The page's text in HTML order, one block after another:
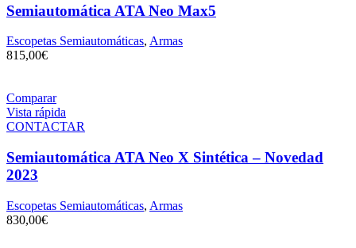
Semiautomática ATA Neo Max5
Escopetas Semiautomáticas, Armas
815,00€
Comparar
Vista rápida
CONTACTAR
Semiautomática ATA Neo X Sintética – Novedad
2023
Escopetas Semiautomáticas, Armas
830,00€